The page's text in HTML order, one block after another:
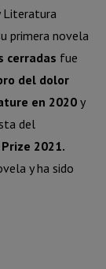
Literatura
primera novela
cerradas fue
del dolor
en 2020 y
del
2021.
y ha sido